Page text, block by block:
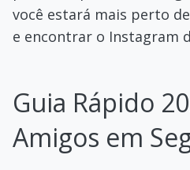
você estará mais perto
e encontrar o Instagram
Guia Rápido
Amigos em